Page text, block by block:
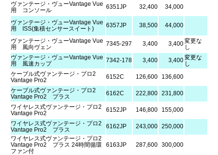
ヴァンテージ・ヴューVantage Vue
用 コンソール
6351JP 32,400 34,000
ヴァンテージ・ヴューVantage Vue
用 ISS(集積センサースイート)
6357JP 38,500 44,000
ヴァンテージ・ヴューVantage Vue
用 風向ヴェン
7345-297 3,400 3,400変更な
し
ヴァンテージ・ヴューVantage Vue
用 風速カップ
7342-178 3,400 3,400変更な
し
ケーブル式ヴァンテージ・プロ2
Vantage Pro2
6152C 126,600
136,600
ケーブル式ヴァンテージ・プロ2
Vantage Pro2 プラス
6162C 222,800 231,800
ワイヤレス式ヴァンテージ・プロ2
Vantage Pro2
6152JP 146,800
155,000
ワイヤレス式ヴァンテージ・プロ2
Vantage Pro2 プラス
6162JP 243,000 250,000
ワイヤレス式ヴァンテージ・プロ2
Vantage Pro2 プラス 24時間循環
ファン付
6163JP 287,600 300,000